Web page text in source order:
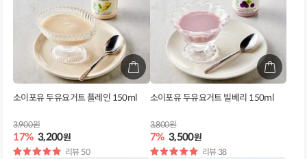
소이포유 두유요거트 플레인 150ml
17% 3,200원
3,900원
별
리뷰 50
소이포유 두유요거트 빌베리 150ml
7% 3,500원
3,800원
별
리뷰 38